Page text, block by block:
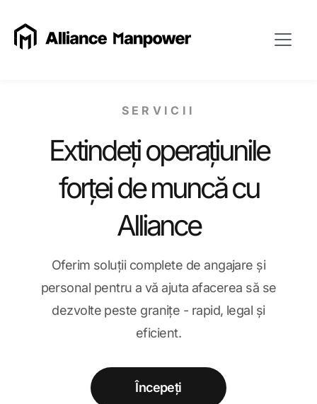
SERVICII
Extindeți operațiunile
forței de muncă cu
Alliance
Oferim soluții complete de angajare și
personal pentru a vă ajuta afacerea să se
dezvolte peste granițe - rapid, legal și
eficient.
Începeți